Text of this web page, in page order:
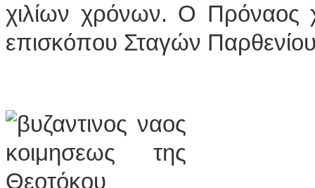
χιλίων χρόνων. Ο Πρόναος
επισκόπου Σταγών